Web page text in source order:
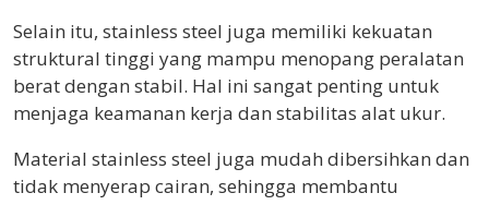
Selain itu, stainless steel juga memiliki kekuatan
struktural tinggi yang mampu menopang peralatan
berat dengan stabil. Hal ini sangat penting untuk
menjaga keamanan kerja dan stabilitas alat ukur.
Material stainless steel juga mudah dibersihkan dan
tidak menyerap cairan, sehingga membantu